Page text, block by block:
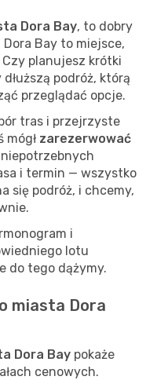
Dora Bay, to dobry
Bay to miejsce,
planujesz krótki
podróż, którą
przeglądać opcje.
tras i przejrzyste
mógł zarezerwować
i termin — wszystko
się podróż, i chcemy,
i
lotu
do tego dążymy.
miasta Dora
Dora Bay pokaże
cenowych.